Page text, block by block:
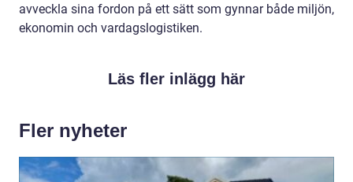
avveckla sina fordon på ett sätt som gynnar både miljön,
ekonomin och vardagslogistiken.
Läs fler inlägg här
Fler nyheter